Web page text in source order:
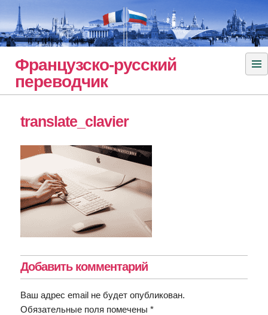
to
content
Французско-русский
переводчик
translate_clavier
Добавить комментарий
Ваш адрес email не будет опубликован.
Обязательные поля помечены *